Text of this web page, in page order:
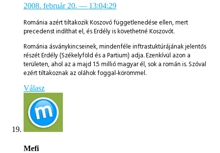
2008. február 20. — 13:04:29
Románia azért tiltakozik Koszovó függetlenedése ellen, mert
precedenst indíthat el, és Erdély is követhetné Koszovót.
Románia ásványkincseinek, mindenféle inftrastuktúrájának jelentős
részét Erdély (Székelyföld és a Partium) adja. Ezenkívül azon a
területen, ahol az a majd 1.5 millió magyar él, sok a román is. Szóval
ezért tiltakoznak az oláhok foggal-körömmel.
Válasz
Mefi